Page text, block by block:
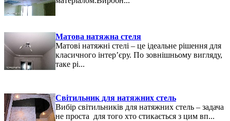
Матова натяжна стеля
Матові натяжні стелі – це ідеальне рішення для
класичного інтер’єру. По зовнішньому вигляду,
таке рі...
Світильник для натяжних стель
Вибір світильників для натяжних стель – задача
не проста для того хто стикається з цим вп...